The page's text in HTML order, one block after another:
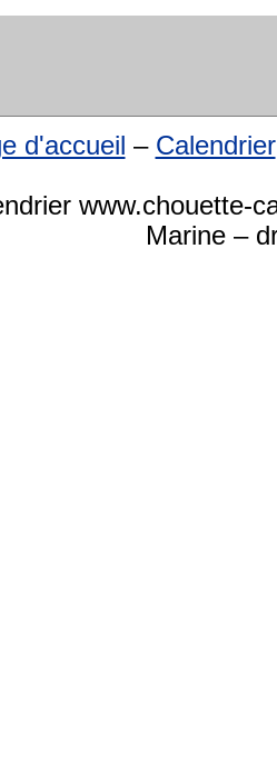
d'accueil – Calendrier
www.chouette-
Marine –